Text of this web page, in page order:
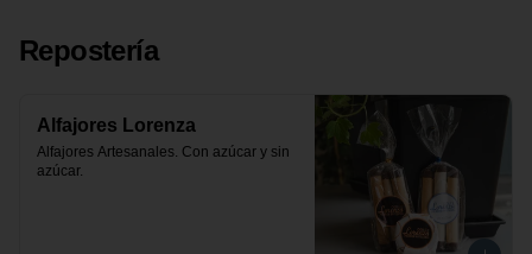
Repostería
Alfajores Lorenza
Alfajores Artesanales. Con azúcar y sin
azúcar.